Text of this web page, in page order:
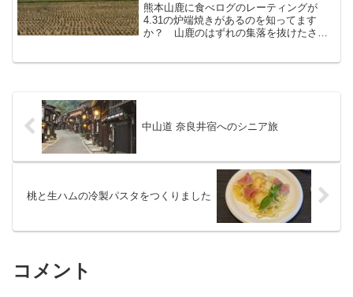
熊本山鹿に食べログのレーティングが
4.31の炉端焼きがあるのを知ってます
か？ 山鹿のはずれの集落を抜けたさら
中山道 奈良井宿へのシニア旅
桃と生ハムの冷製パスタをつくりました
コメント